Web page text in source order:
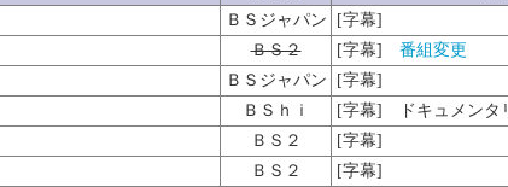
ＢＳジャパン
[字幕]
ＢＳ２ [字幕] 番組変更
ＢＳジャパン
[字幕]
ＢＳｈｉ
[字幕] ドキュメンタ
ＢＳ２
[字幕]
ＢＳ２
[字幕]